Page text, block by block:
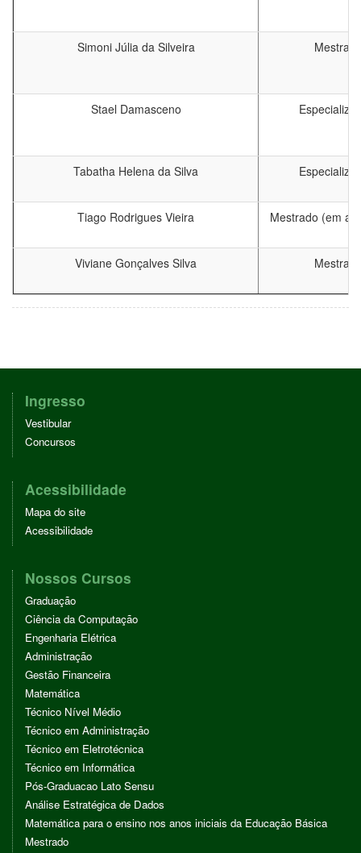
Simoni Júlia da Silveira
Stael Damasceno
Tabatha Helena da Silva
Tiago Rodrigues Vieira Mestrado (em
Viviane Gonçalves Silva
Ingresso
Vestibular
Concursos
Acessibilidade
Mapa do site
Acessibilidade
Nossos Cursos
Graduação
Ciência da Computação
Engenharia Elétrica
Administração
Gestão Financeira
Matemática
Técnico Nível Médio
Técnico em Administração
Técnico em Eletrotécnica
Técnico em Informática
Pós-Graduacao Lato Sensu
Análise Estratégica de Dados
Matemática para o ensino nos anos iniciais da Educação Básica
Mestrado